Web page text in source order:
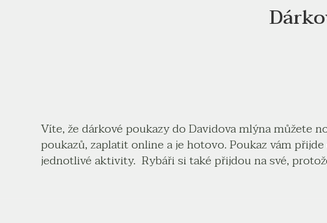
Víte, že dárkové poukazy do Davidova mlýna můžete
poukazů, zaplatit online a je hotovo. Poukaz vám
jednotlivé aktivity. Rybáři si také přijdou na své,